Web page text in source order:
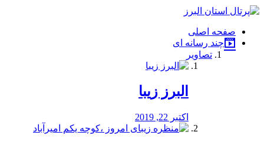
فصد
شرق
تهران
خشکشویی
صفحه اصلی
چند رسانه ای
تصاویر
البرز زیبا
اکتبر 22, 2019